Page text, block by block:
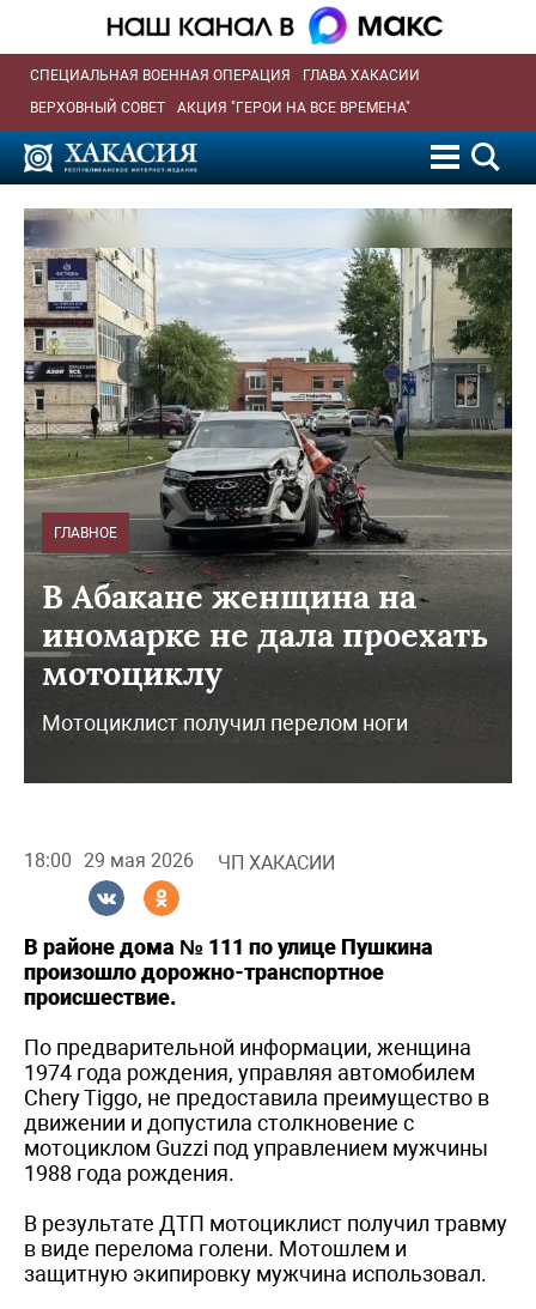
СПЕЦИАЛЬНАЯ ВОЕННАЯ ОПЕРАЦИЯ
ГЛАВА ХАКАСИИ
ВЕРХОВНЫЙ СОВЕТ
АКЦИЯ "ГЕРОИ НА ВСЕ ВРЕМЕНА"
ГЛАВНОЕ
В Абакане женщина на
иномарке не дала проехать
мотоциклу
Мотоциклист получил перелом ноги
18:00 29 мая 2026 ЧП ХАКАСИИ
В районе дома № 111 по улице Пушкина
произошло дорожно-транспортное
происшествие.
По предварительной информации, женщина
1974 года рождения, управляя автомобилем
Chery Tiggo, не предоставила преимущество в
движении и допустила столкновение с
мотоциклом Guzzi под управлением мужчины
1988 года рождения.
В результате ДТП мотоциклист получил травму
в виде перелома голени. Мотошлем и
защитную экипировку мужчина использовал.